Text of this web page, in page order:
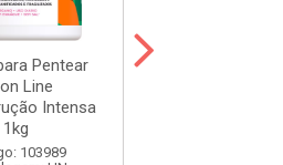
Pentear
Line
Intensa
1kg
103989